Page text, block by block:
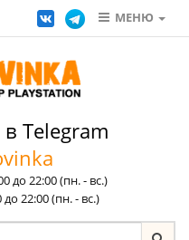
МЕНЮ
Telegram
до 22:00 (пн. - вс.)
22:00 (пн. - вс.)